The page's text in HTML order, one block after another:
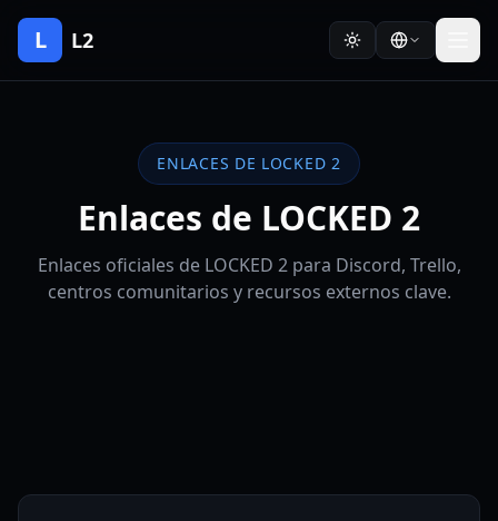
L L2
ENLACES DE LOCKED 2
Enlaces de LOCKED 2
Enlaces oficiales de LOCKED 2 para Discord, Trello,
centros comunitarios y recursos externos clave.